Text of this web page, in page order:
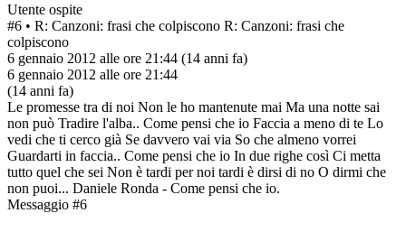
Utente ospite
#6 • R: Canzoni: frasi che colpiscono R: Canzoni: frasi che
colpiscono
6 gennaio 2012 alle ore 21:44 (14 anni fa)
6 gennaio 2012 alle ore 21:44
(14 anni fa)
Le promesse tra di noi Non le ho mantenute mai Ma una notte sai
non può Tradire l'alba.. Come pensi che io Faccia a meno di te Lo
vedi che ti cerco già Se davvero vai via So che almeno vorrei
Guardarti in faccia.. Come pensi che io In due righe così Ci metta
tutto quel che sei Non è tardi per noi tardi è dirsi di no O dirmi che
non puoi... Daniele Ronda - Come pensi che io.
Messaggio #6